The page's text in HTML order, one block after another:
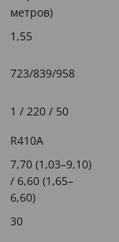
метров)
1,55
723/839/958
1 / 220 / 50
R410A
7,70 (1,03–9,10)
/ 6,60 (1,65–
6,60)
30